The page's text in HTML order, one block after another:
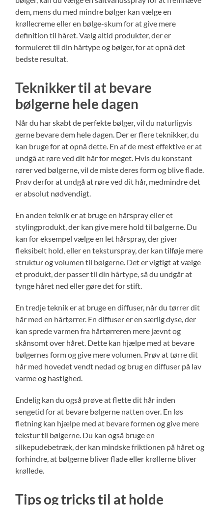
dem, mens du med mindre bølger kan vælge en
krøllecreme eller en bølge-skum for at give mere
definition til håret. Vælg altid produkter, der er
formuleret til din hårtype og bølger, for at opnå det
bedste resultat.
Teknikker til at bevare
bølgerne hele dagen
Når du har skabt de perfekte bølger, vil du naturligvis
gerne bevare dem hele dagen. Der er flere teknikker, du
kan bruge for at opnå dette. En af de mest effektive er at
undgå at røre ved dit hår for meget. Hvis du konstant
rører ved bølgerne, vil de miste deres form og blive flade.
Prøv derfor at undgå at røre ved dit hår, medmindre det
er absolut nødvendigt.
En anden teknik er at bruge en hårspray eller et
stylingprodukt, der kan give mere hold til bølgerne. Du
kan for eksempel vælge en let hårspray, der giver
fleksibelt hold, eller en teksturspray, der kan tilføje mere
struktur og volumen til bølgerne. Det er vigtigt at vælge
et produkt, der passer til din hårtype, så du undgår at
tynge håret ned eller gøre det for stift.
En tredje teknik er at bruge en diffuser, når du tørrer dit
hår med en hårtørrer. En diffuser er en særlig dyse, der
kan sprede varmen fra hårtørreren mere jævnt og
skånsomt over håret. Dette kan hjælpe med at bevare
bølgernes form og give mere volumen. Prøv at tørre dit
hår med hovedet vendt nedad og brug en diffuser på lav
varme og hastighed.
Endelig kan du også prøve at flette dit hår inden
sengetid for at bevare bølgerne natten over. En løs
fletning kan hjælpe med at bevare formen og give mere
tekstur til bølgerne. Du kan også bruge en
silkepudebetræk, der kan mindske friktionen på håret og
forhindre, at bølgerne bliver flade eller krøllerne bliver
krøllede.
Tips og tricks til at holde